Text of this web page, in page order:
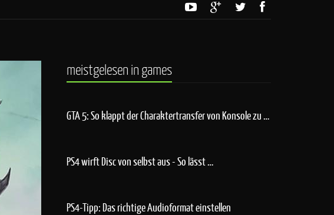
meistgelesen in games
GTA 5: So klappt der Charaktertransfer von Konsole zu …
PS4 wirft Disc von selbst aus - So lässt …
PS4-Tipp: Das richtige Audioformat einstellen